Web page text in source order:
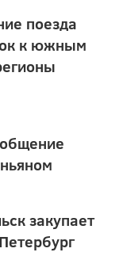
поезда
к южным
закупает